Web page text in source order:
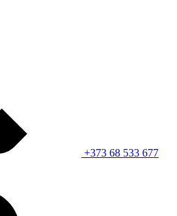
+373 68 533 677